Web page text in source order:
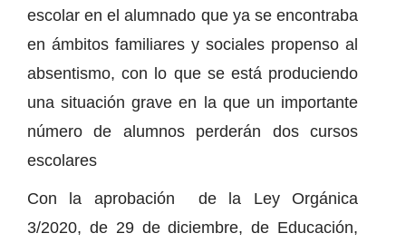
escolar en el alumnado que ya se encontraba
en ámbitos familiares y sociales propenso al
absentismo, con lo que se está produciendo
una situación grave en la que un importante
número de alumnos perderán dos cursos
escolares
Con la aprobación de la Ley Orgánica
3/2020, de 29 de diciembre, de Educación,